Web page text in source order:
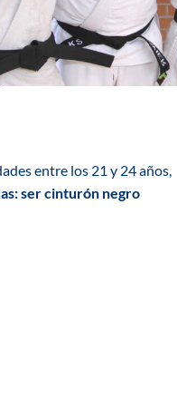
entre los 21 y 24 años,
ser cinturón negro